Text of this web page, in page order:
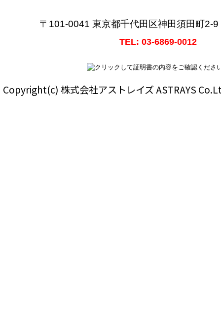
〒101-0041 東京都千代田区神田須田町
TEL: 03-6869-0012
Copyright(c) 株式会社アストレイズ ASTRAYS